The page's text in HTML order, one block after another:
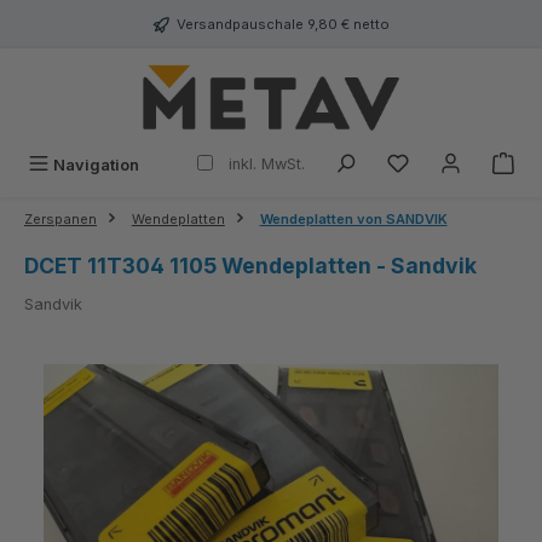
Versandpauschale 9,80 € netto
Navigation inkl. MwSt.
Zerspanen Wendeplatten Wendeplatten von SANDVIK
DCET 11T304 1105 Wendeplatten - Sandvik
Sandvik
Bildergalerie überspringen